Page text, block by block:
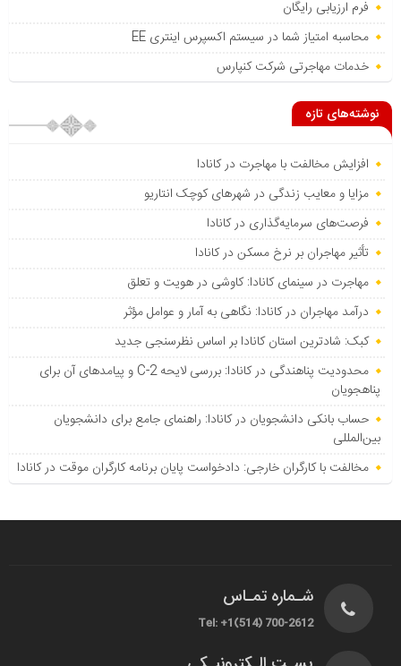
فرم ارزیابی رایگان
محاسبه امتیاز شما در سیستم اکسپرس اینتری EE
خدمات مهاجرتی شرکت کنپارس
نوشته‌های تازه
افزایش مخالفت با مهاجرت در کانادا
مزایا و معایب زندگی در شهرهای کوچک انتاریو
فرصت‌های سرمایه‌گذاری در کانادا
تأثیر مهاجران بر نرخ مسکن در کانادا
مهاجرت در سینمای کانادا: کاوشی در هویت و تعلق
درآمد مهاجران در کانادا: نگاهی به آمار و عوامل مؤثر
کبک: شادترین استان کانادا بر اساس نظرسنجی جدید
محدودیت پناهندگی در کانادا: بررسی لایحه C-2 و پیامدهای آن برای
پناهجویان
حساب بانکی دانشجویان در کانادا: راهنمای جامع برای دانشجویان
بین‌المللی
مخالفت با کارگران خارجی: دادخواست پایان برنامه کارگران موقت در کانادا
شـماره تمـاس
Tel: +1(514) 700-2612